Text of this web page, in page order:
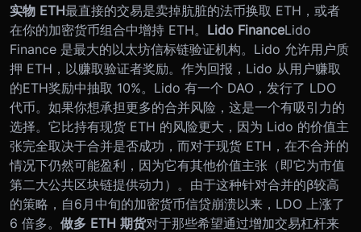
实物 ETH最直接的交易是卖掉肮脏的法币换取 ETH，或者
在你的加密货币组合中增持 ETH。 Lido FinanceLido
Finance 是最大的以太坊信标链验证机构。Lido 允许用户质
押 ETH，以赚取验证者奖励。作为回报，Lido 从用户赚取
的ETH奖励中抽取 10%。Lido 有一个 DAO，发行了 LDO
代币。 如果你想承担更多的合并风险，这是一个有吸引力的
选择。它比持有现货 ETH 的风险更大，因为 Lido 的价值主
张完全取决于合并是否成功，而对于现货 ETH，在不合并的
情况下仍然可能盈利，因为它有其他价值主张（即它为市值
第二大公共区块链提供动力）。 由于这种针对合并的β较高
的策略，自6月中旬的加密货币信贷崩溃以来，LDO 上涨了
6 倍多。 做多 ETH 期货对于那些希望通过增加交易杠杆来